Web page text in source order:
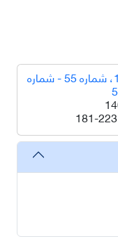
دوره 17، شماره 55 - شماره
181-223